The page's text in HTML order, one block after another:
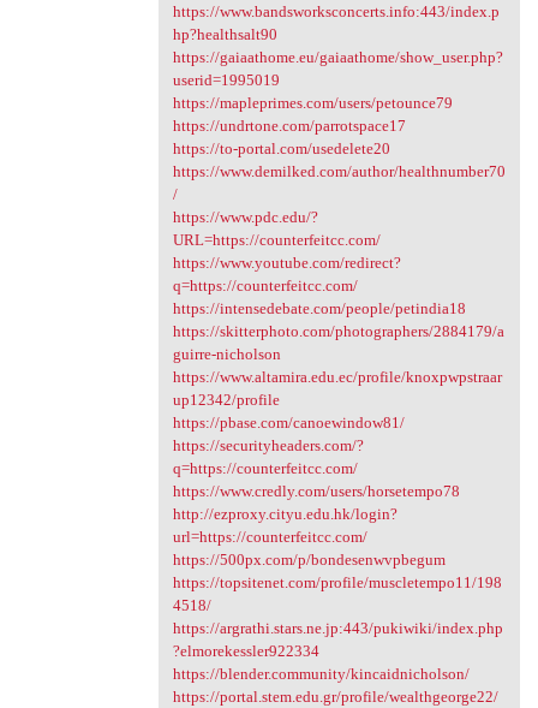
https://www.bandsworksconcerts.info:443/index.p
hp?healthsalt90
https://gaiaathome.eu/gaiaathome/show_user.php?
userid=1995019
https://mapleprimes.com/users/petounce79
https://undrtone.com/parrotspace17
https://to-portal.com/usedelete20
https://www.demilked.com/author/healthnumber70
/
https://www.pdc.edu/?
URL=https://counterfeitcc.com/
https://www.youtube.com/redirect?
q=https://counterfeitcc.com/
https://intensedebate.com/people/petindia18
https://skitterphoto.com/photographers/2884179/a
guirre-nicholson
https://www.altamira.edu.ec/profile/knoxpwpstraar
up12342/profile
https://pbase.com/canoewindow81/
https://securityheaders.com/?
q=https://counterfeitcc.com/
https://www.credly.com/users/horsetempo78
http://ezproxy.cityu.edu.hk/login?
url=https://counterfeitcc.com/
https://500px.com/p/bondesenwvpbegum
https://topsitenet.com/profile/muscletempo11/198
4518/
https://argrathi.stars.ne.jp:443/pukiwiki/index.php
?elmorekessler922334
https://blender.community/kincaidnicholson/
https://portal.stem.edu.gr/profile/wealthgeorge22/